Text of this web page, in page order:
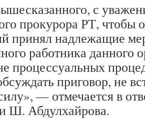
с
прокурора РТ, чтобы
принял надлежащие
работника данного
процессуальных
приговор, не
— отмечается в
Ш. Абдулхайрова.